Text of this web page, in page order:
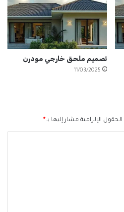
تصميم ملحق خارجي مودرن
11/03/2025
الحقول الإلزامية مشار إليها بـ*